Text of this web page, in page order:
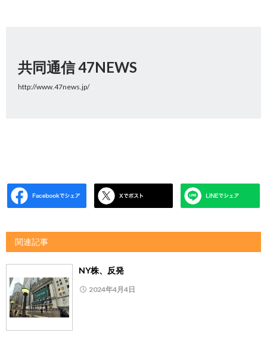
共同通信 47NEWS
http://www.47news.jp/
関連記事
NY株、反発
2024年4月4日